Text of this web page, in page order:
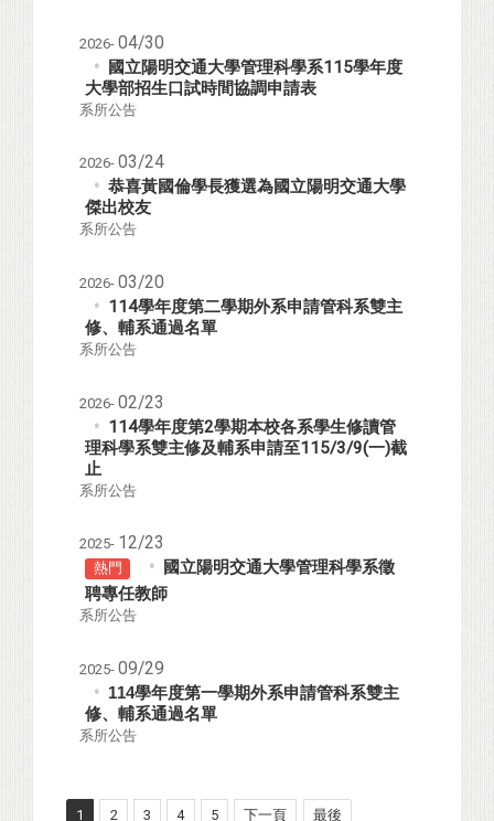
2026- 04/30
國立陽明交通大學管理科學系115學年度
大學部招生口試時間協調申請表
系所公告
2026- 03/24
恭喜黃國倫學長獲選為國立陽明交通大學
傑出校友
系所公告
2026- 03/20
114學年度第二學期外系申請管科系雙主
修、輔系通過名單
系所公告
2026- 02/23
114學年度第2學期本校各系學生修讀管
理科學系雙主修及輔系申請至115/3/9(一)截
止
系所公告
2025- 12/23
熱門
國立陽明交通大學管理科學系徵
聘專任教師
系所公告
2025- 09/29
114學年度第一學期外系申請管科系雙主
修、輔系通過名單
系所公告
1 2 3 4 5 下一頁 最後